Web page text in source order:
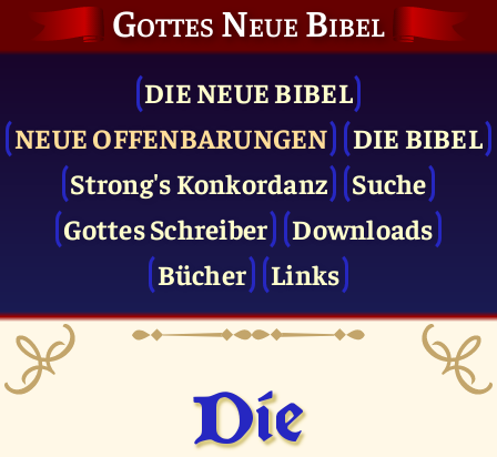
Gottes Neue Bibel
DIE NEUE BIBEL
NEUE OFFENBARUNGEN
DIE BIBEL
Strong's Konkordanz
Suche
Gottes Schreiber
Downloads
Bücher
Links
Die